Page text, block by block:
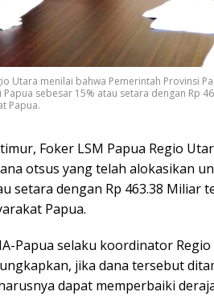
Utara menilai bahwa Pemerintah Provinsi
sebesar 15% atau setara dengan Rp
Papua.
Foker LSM Papua Regio
otsus yang telah alokasikan
setara dengan Rp 463.38 Miliar
Papua.
Papua selaku koordinator
jika dana tersebut
dapat memperbaiki